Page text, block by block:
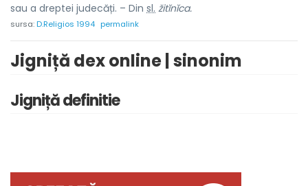
sau a dreptei judecăți. – Din sl. žitĭnĭca.
sursa:D.Religios 1994 permalink
Jigniță dex online | sinonim
Jigniță definitie